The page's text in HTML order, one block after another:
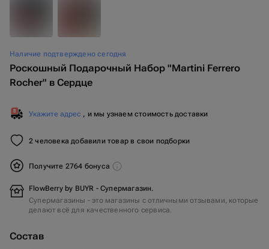
Наличие подтверждено сегодня
Роскошный Подарочный Набор "Martini Ferrero
Rocher" в Сердце
Укажите адрес , и мы узнаем стоимость доставки
2 человека добавили товар в свои подборки
Получите 2764 бонуса
FlowBerry by BUYR - Супермагазин.
Супермагазины - это магазины с отличными отзывами, которые
делают всё для качественного сервиса.
Состав